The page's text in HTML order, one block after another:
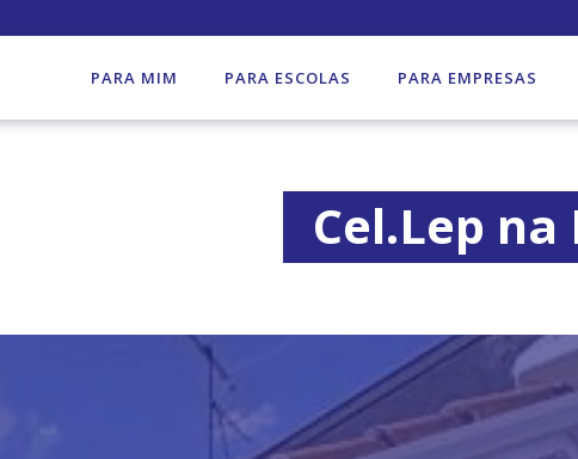
PARA MIM PARA ESCOLAS PARA EMPRESAS
Cel.Lep